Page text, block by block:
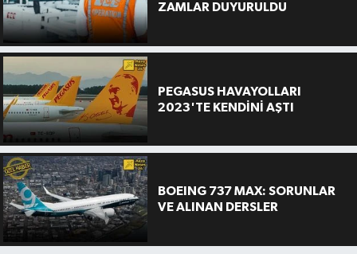
ZAMLAR DUYURULDU
PEGASUS HAVAYOLLARI
2023'TE KENDİNİ AŞTI
BOEING 737 MAX: SORUNLAR
VE ALINAN DERSLER